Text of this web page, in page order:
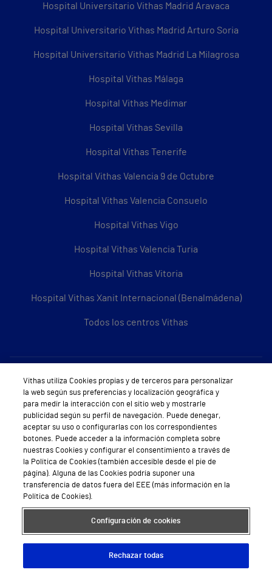
Hospital Universitario Vithas Madrid Aravaca
Hospital Universitario Vithas Madrid Arturo Soria
Hospital Universitario Vithas Madrid La Milagrosa
Hospital Vithas Málaga
Hospital Vithas Medimar
Hospital Vithas Sevilla
Hospital Vithas Tenerife
Hospital Vithas Valencia 9 de Octubre
Hospital Vithas Valencia Consuelo
Hospital Vithas Vigo
Hospital Vithas Valencia Turia
Hospital Vithas Vitoria
Hospital Vithas Xanit Internacional (Benalmádena)
Todos los centros Vithas
Sobre Vithas
Quiénes somos
Trabajar en Vithas
Teléfono Cita Médica
Teléfono Atención al Cliente
Política de seguridad y salud en el trabajo
Conoce a Supervita
Aviso Legal Política de cookies Política de privacidad Mapa web Protección de datos
Vithas utiliza Cookies propias y de terceros para personalizar
la web según sus preferencias y localización geográfica y
para medir la interacción con el sitio web y mostrarle
publicidad según su perfil de navegación. Puede denegar,
aceptar su uso o configurarlas con los correspondientes
botones. Puede acceder a la información completa sobre
nuestras Cookies y configurar el consentimiento a través de
la Política de Cookies (también accesible desde el pie de
página). Alguna de las Cookies podría suponer una
transferencia de datos fuera del EEE (más información en la
Política de Cookies).
Configuración de cookies
Rechazar todas